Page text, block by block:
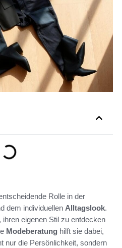
Rolle in der
dem individuellen Alltagslook.
eigenen Stil zu entdecken
Modeberatung hilft sie dabei,
nur die Persönlichkeit, sondern